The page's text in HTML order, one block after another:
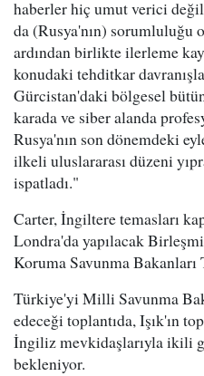
haberler hiç umut verici
da (Rusya'nın) sorumluluğu
ardından birlikte ilerleme
konudaki tehditkar
Gürcistan'daki bölgesel
karada ve siber alanda
Rusya'nın son dönemdeki
ilkeli uluslararası düzeni
ispatladı."
Carter, İngiltere temasları
Londra'da yapılacak
Koruma Savunma Bakanları
Türkiye'yi Milli Savunma
edeceği toplantıda, Işık'ın
İngiliz mevkidaşlarıyla ikili
bekleniyor.